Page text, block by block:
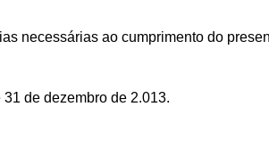
necessárias ao cumprimento do
31 de dezembro de 2.013.